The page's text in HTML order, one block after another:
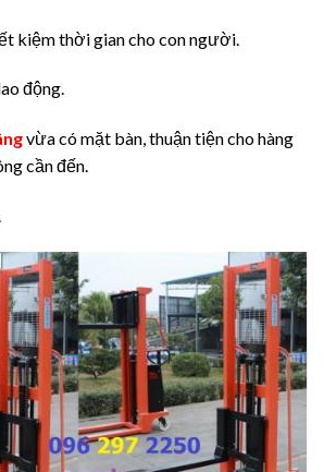
kiệm thời gian cho con người.
động.
vừa có mặt bàn, thuận tiện cho hàng
cần đến.